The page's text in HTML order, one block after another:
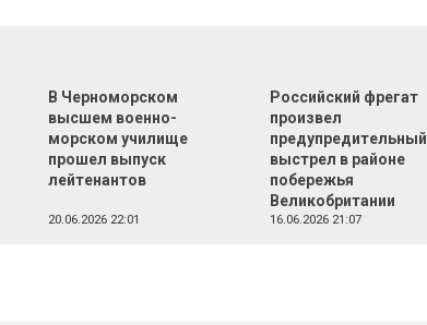
В Черноморском
высшем военно-
морском училище
прошел выпуск
лейтенантов
20.06.2026 22:01
Российский фрегат
произвел
предупредительный
выстрел в районе
побережья
Великобритании
16.06.2026 21:07